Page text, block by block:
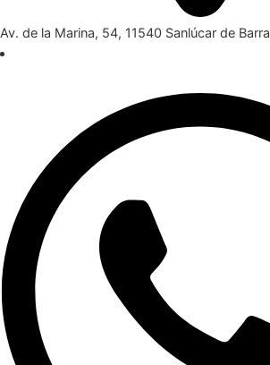
Av. de la Marina, 54, 11540 Sanlúcar de